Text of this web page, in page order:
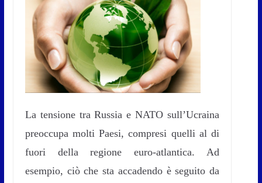
La tensione tra Russia e NATO sull’Ucraina
preoccupa molti Paesi, compresi quelli al di
fuori della regione euro-atlantica. Ad
esempio, ciò che sta accadendo è seguito da